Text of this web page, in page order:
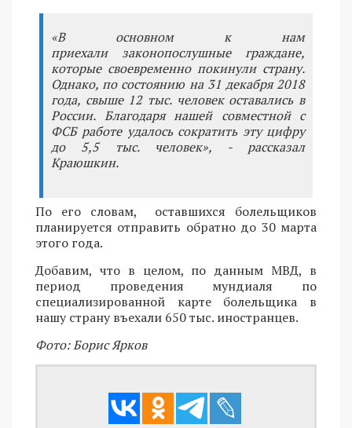
«В основном к нам
приехали законопослушные граждане,
которые своевременно покинули страну.
Однако, по состоянию на 31 декабря 2018
года, свыше 12 тыс. человек оставались в
России. Благодаря нашей совместной с
ФСБ работе удалось сократить эту цифру
до 5,5 тыс. человек», - рассказал
Краюшкин.
По его словам, оставшихся болельщиков
планируется отправить обратно до 30 марта
этого года.
Добавим, что в целом, по данным МВД, в
период проведения мундиаля по
специализированной карте болельщика в
нашу страну въехали 650 тыс. иностранцев.
Фото: Борис Ярков